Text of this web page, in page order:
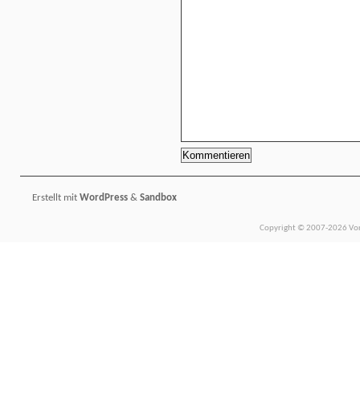
Erstellt mit WordPress & Sandbox
Copyright © 2007-2026